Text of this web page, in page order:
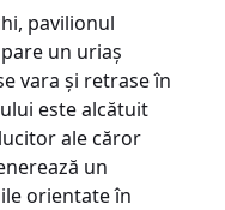
pavilionul
un uriaş
vara şi retrase în
este alcătuit
ale căror
un
orientate în